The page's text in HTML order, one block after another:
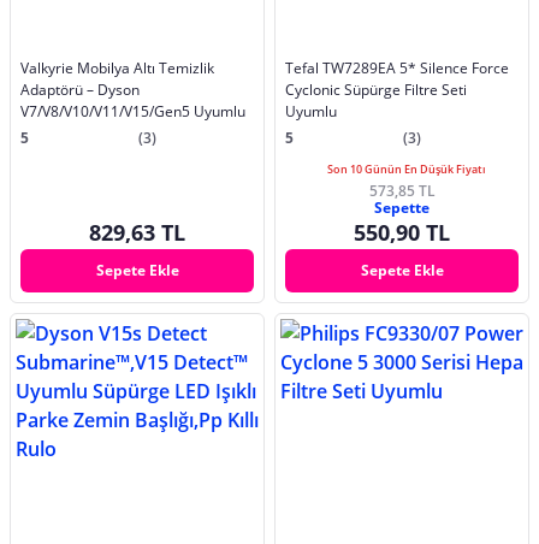
Valkyrie Mobilya Altı Temizlik
Adaptörü – Dyson
V7/V8/V10/V11/V15/Gen5 Uyumlu
5
(3)
829,63 TL
Sepete Ekle
Tefal TW7289EA 5* Silence Force
Cyclonic Süpürge Filtre Seti
Uyumlu
5
(3)
Son 10 Günün En Düşük Fiyatı
573,85 TL
Sepette
550,90 TL
Sepete Ekle